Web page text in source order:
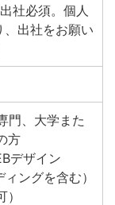
社必須。個人
出社をお願い
門、大学また
方
デザイン
ングを含む）